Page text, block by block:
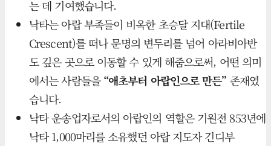
는 데 기여했습니다.
낙타는 아랍 부족들이 비옥한 초승달 지대(Fertile
Crescent)를 떠나 문명의 변두리를 넘어 아라비아반
도 깊은 곳으로 이동할 수 있게 해줌으로써, 어떤 의미
에서는 사람들을“애초부터 아랍인으로 만든” 존재였
습니다.
낙타 운송업자로서의 아랍인의 역할은 기원전 853년에
낙타 1,000마리를 소유했던 아랍 지도자 긴디부